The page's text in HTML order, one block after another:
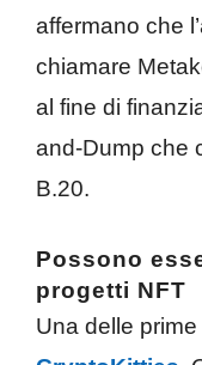
affermano che
chiamare
al fine di
and-Dump che
B.20.
Possono
progetti NFT
Una delle